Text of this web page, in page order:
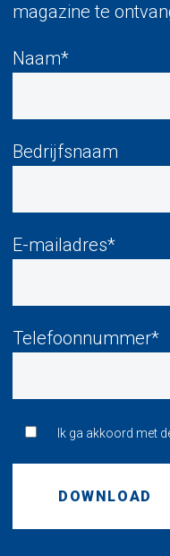
magazine te
Naam*
Bedrijfsnaam
E-mailadres*
Telefoonnummer*
Ik ga akkoord met